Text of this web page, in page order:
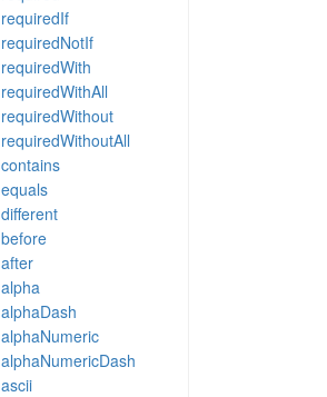
requiredIf
requiredNotIf
requiredWith
requiredWithAll
requiredWithout
requiredWithoutAll
contains
equals
different
before
after
alpha
alphaDash
alphaNumeric
alphaNumericDash
ascii